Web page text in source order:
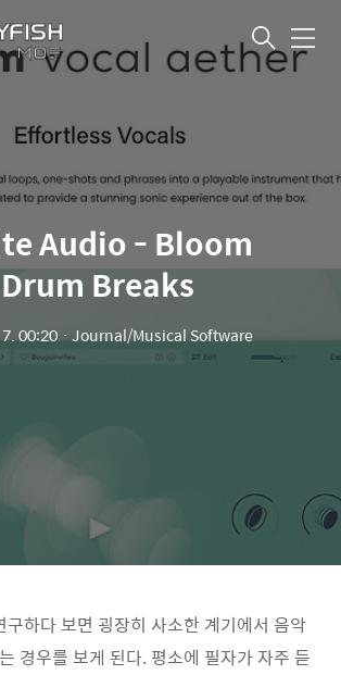
메
Audio - Bloom
Drum Breaks
00:20ㆍ Journal/Musical Software
하다 보면 굉장히 사소한 계기에서 음악
경우를 보게 된다. 평소에 필자가 자주 듣